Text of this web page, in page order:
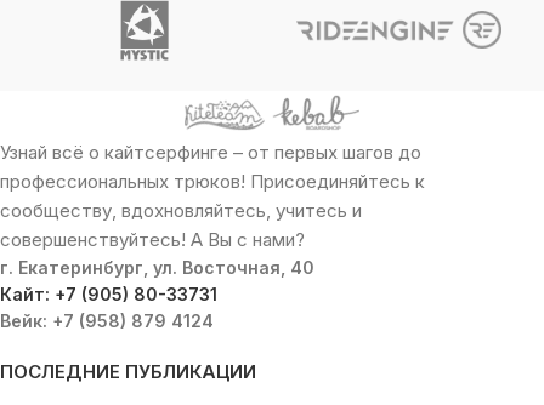
Узнай всё о кайтсерфинге – от первых шагов до
профессиональных трюков! Присоединяйтесь к
сообществу, вдохновляйтесь, учитесь и
совершенствуйтесь! А Вы с нами?
г. Екатеринбург, ул. Восточная, 40
Кайт: +7 (905) 80-33731
Вейк: +7 (958) 879 4124
ПОСЛЕДНИЕ ПУБЛИКАЦИИ